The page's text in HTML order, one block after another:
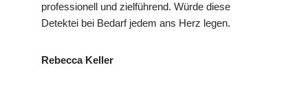
professionell und zielführend. Würde diese
Detektei bei Bedarf jedem ans Herz legen.
Rebecca Keller